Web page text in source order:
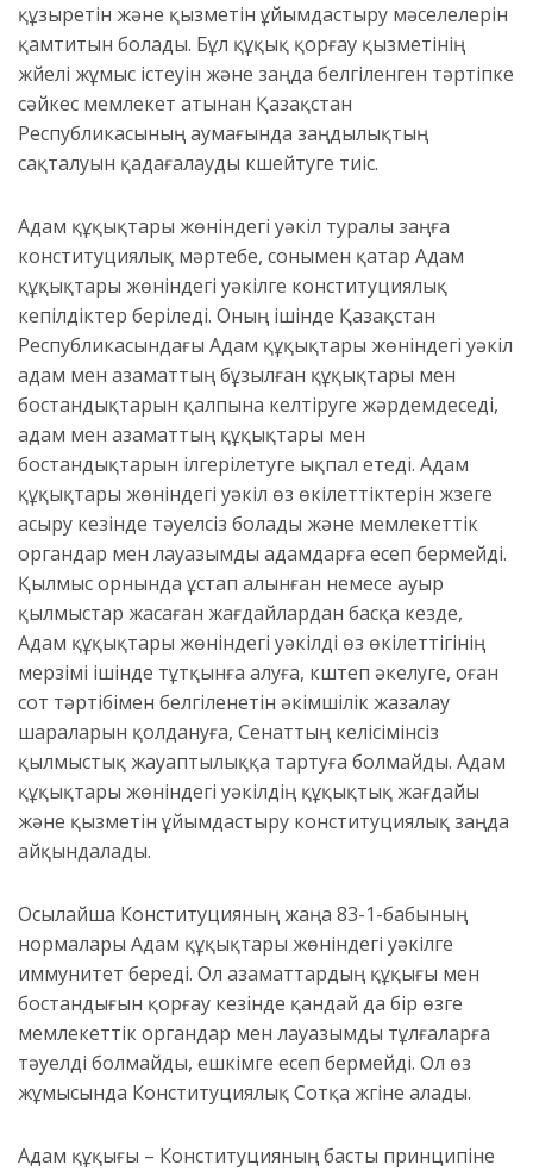
құзыретін және қызметін ұйымдастыру мәселелерін
қамтитын болады. Бұл құқық қорғау қызметінің
жүйелі жұмыс істеуін және заңда белгіленген тәртіпке
сәйкес мемлекет атынан Қазақстан
Республикасының аумағында заңдылықтың
сақталуын қадағалауды күшейтуге тиіс.
Адам құқықтары жөніндегі уәкіл туралы заңға
конституциялық мәртебе, сонымен қатар Адам
құқықтары жөніндегі уәкілге конституциялық
кепілдіктер беріледі. Оның ішінде Қазақстан
Республикасындағы Адам құқықтары жөніндегі уәкіл
адам мен азаматтың бұзылған құқықтары мен
бостандықтарын қалпына кел­тіруге жәрдемдеседі,
адам мен азаматтың құқық­тары мен
бостандықтарын ілгерілетуге ықпал етеді. Адам
құқықтары жөніндегі уәкіл өз өкілеттіктерін жүзеге
асыру кезінде тәуелсіз болады және мемлекеттік
органдар мен лауазымды адамдарға есеп бермейді.
Қылмыс орнында ұстап алынған немесе ауыр
қылмыстар жасаған жағдайлардан басқа кезде,
Адам құқықтары жөніндегі уәкілді өз өкілеттігінің
мерзімі ішінде тұтқынға алуға, күштеп әкелуге, оған
сот тәртібімен белгіленетін әкімшілік жазалау
шараларын қолдануға, Сенаттың келісімінсіз
қылмыстық жауаптылыққа тартуға болмайды. Адам
құқықтары жөніндегі уәкілдің құқықтық жағдайы
және қызметін ұйымдастыру конституциялық заңда
айқындалады.
Осылайша Конституцияның жаңа 83-1-бабының
нормалары Адам құқықтары жөніндегі уәкілге
иммунитет береді. Ол азаматтардың құқығы мен
бостандығын қорғау кезінде қандай да бір өзге
мемлекеттік органдар мен лауазымды тұлғаларға
тәуелді болмайды, ешкімге есеп бермейді. Ол өз
жұмысында Конституциялық Сотқа жүгіне алады.
Адам құқығы – Конституцияның басты принципіне